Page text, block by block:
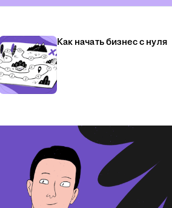
Как начать бизнес с нуля